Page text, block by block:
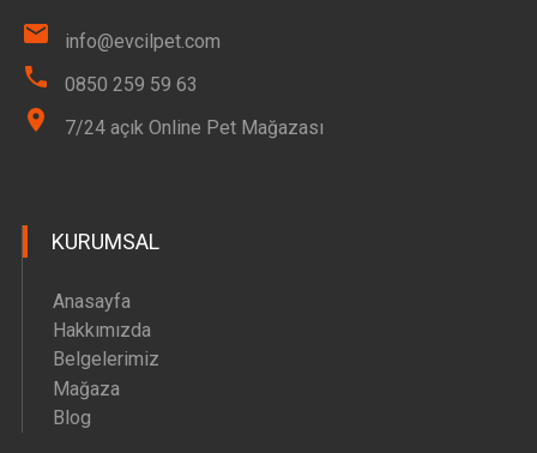
info@evcilpet.com
0850 259 59 63
7/24 açık Online Pet Mağazası
KURUMSAL
Anasayfa
Hakkımızda
Belgelerimiz
Mağaza
Blog